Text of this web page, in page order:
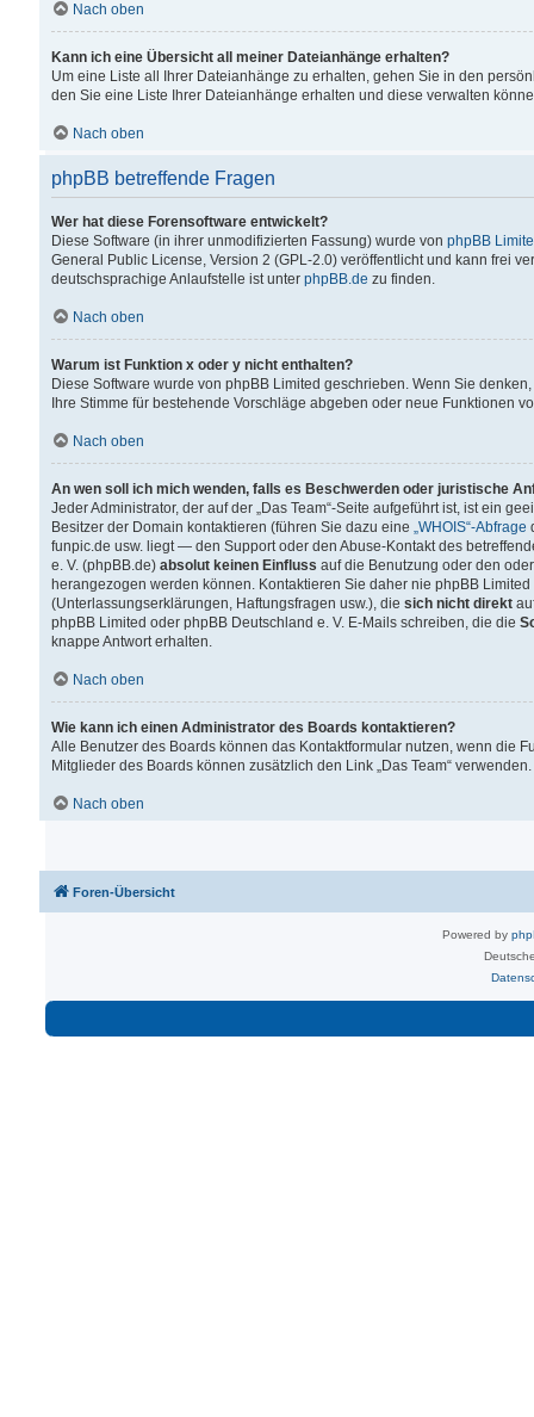
Nach oben
Kann ich eine Übersicht all meiner Dateianhänge erhalten?
Um eine Liste all Ihrer Dateianhänge zu erhalten, gehen Sie in den
den Sie eine Liste Ihrer Dateianhänge erhalten und diese verwalten
Nach oben
phpBB betreffende Fragen
Wer hat diese Forensoftware entwickelt?
Diese Software (in ihrer unmodifizierten Fassung) wurde von phpBB
General Public License, Version 2 (GPL-2.0) veröffentlicht und kann frei
deutschsprachige Anlaufstelle ist unter phpBB.de zu finden.
Nach oben
Warum ist Funktion x oder y nicht enthalten?
Diese Software wurde von phpBB Limited geschrieben. Wenn Sie
Ihre Stimme für bestehende Vorschläge abgeben oder neue Funktionen
Nach oben
An wen soll ich mich wenden, falls es Beschwerden oder juristische
Jeder Administrator, der auf der „Das Team“-Seite aufgeführt ist, ist ein
Besitzer der Domain kontaktieren (führen Sie dazu eine „WHOIS“-Abfrage
funpic.de usw. liegt — den Support oder den Abuse-Kontakt des
e. V. (phpBB.de) absolut keinen Einfluss auf die Benutzung oder den
herangezogen werden können. Kontaktieren Sie daher nie phpBB
(Unterlassungserklärungen, Haftungsfragen usw.), die sich nicht direkt
phpBB Limited oder phpBB Deutschland e. V. E-Mails schreiben, die die
knappe Antwort erhalten.
Nach oben
Wie kann ich einen Administrator des Boards kontaktieren?
Alle Benutzer des Boards können das Kontaktformular nutzen, wenn die
Mitglieder des Boards können zusätzlich den Link „Das Team“ verwenden.
Nach oben
Foren-Übersicht
Powered by